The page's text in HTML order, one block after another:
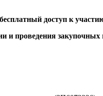
доступ к
и проведения